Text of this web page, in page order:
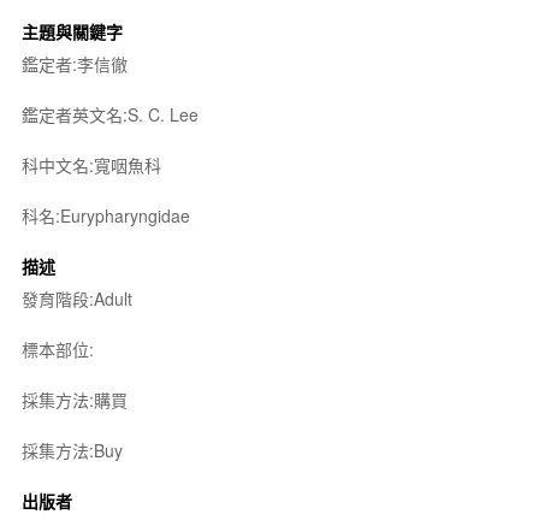
主題與關鍵字
鑑定者:李信徹
鑑定者英文名:S. C. Lee
科中文名:寬咽魚科
科名:Eurypharyngidae
描述
發育階段:Adult
標本部位:
採集方法:購買
採集方法:Buy
出版者